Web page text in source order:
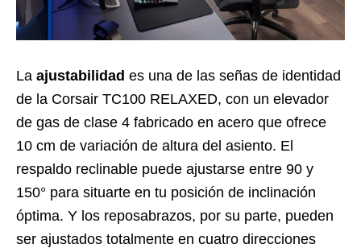
La ajustabilidad es una de las señas de identidad
de la Corsair TC100 RELAXED, con un elevador
de gas de clase 4 fabricado en acero que ofrece
10 cm de variación de altura del asiento. El
respaldo reclinable puede ajustarse entre 90 y
150° para situarte en tu posición de inclinación
óptima. Y los reposabrazos, por su parte, pueden
ser ajustados totalmente en cuatro direcciones